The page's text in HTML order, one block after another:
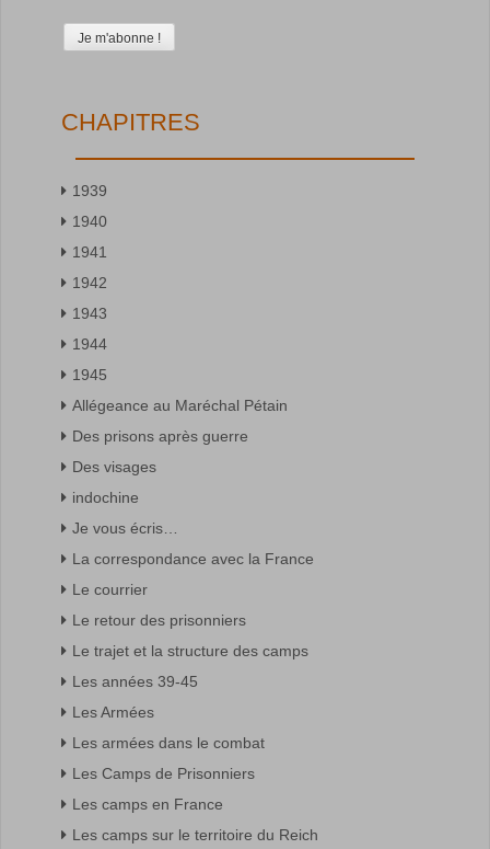
CHAPITRES
1939
1940
1941
1942
1943
1944
1945
Allégeance au Maréchal Pétain
Des prisons après guerre
Des visages
indochine
Je vous écris…
La correspondance avec la France
Le courrier
Le retour des prisonniers
Le trajet et la structure des camps
Les années 39-45
Les Armées
Les armées dans le combat
Les Camps de Prisonniers
Les camps en France
Les camps sur le territoire du Reich